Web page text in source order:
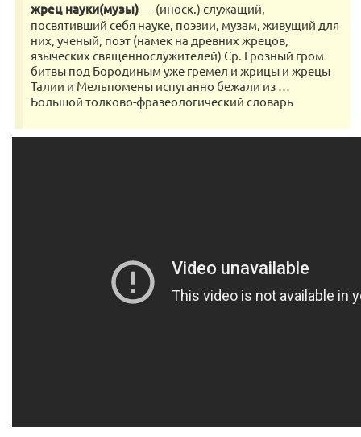
жрец науки(музы)— (иноск.) служащий,
посвятивший себя науке, поэзии, музам, живущий для
них, ученый, поэт (намек на древних жрецов,
языческих священнослужителей) Ср. Грозный гром
битвы под Бородиным уже гремел и жрицы и жрецы
Талии и Мельпомены испуганно бежали из …
Большой толково-фразеологический словарь